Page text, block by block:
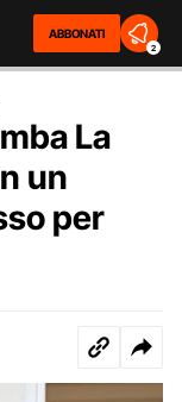
ABBONATI
2
La
un
per